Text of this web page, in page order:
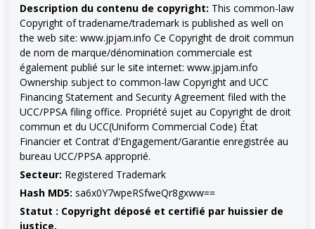
Description du contenu de copyright: This common-law
Copyright of tradename/trademark is published as well on
the web site: www.jpjam.info Ce Copyright de droit commun
de nom de marque/dénomination commerciale est
également publié sur le site internet: www.jpjam.info
Ownership subject to common-law Copyright and UCC
Financing Statement and Security Agreement filed with the
UCC/PPSA filing office. Propriété sujet au Copyright de droit
commun et du UCC(Uniform Commercial Code) État
Financier et Contrat d'Engagement/Garantie enregistrée au
bureau UCC/PPSA approprié.
Secteur: Registered Trademark
Hash MD5: sa6x0Y7wpeRSfweQr8gxww==
Statut : Copyright déposé et certifié par huissier de
justice.